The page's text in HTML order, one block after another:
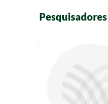
Pesquisadores